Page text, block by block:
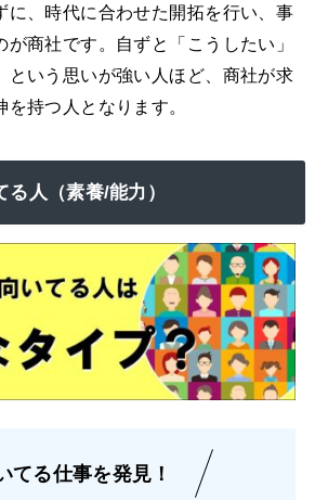
に、時代に合わせた開拓を行い、事
商社です。自ずと「こうしたい」
という思いが強い人ほど、商社が求
持つ人となります。
人（素養/能力）
てる仕事を発見！